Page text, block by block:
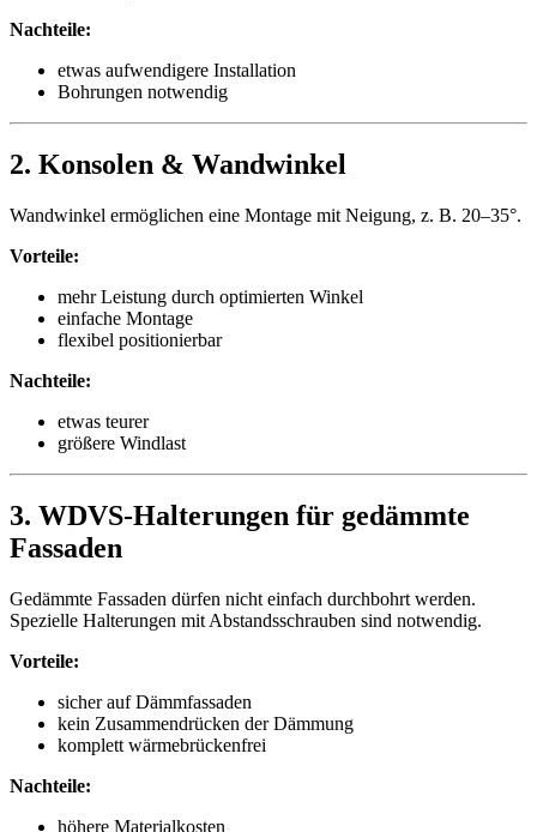
Nachteile:
etwas aufwendigere Installation
Bohrungen notwendig
2. Konsolen & Wandwinkel
Wandwinkel ermöglichen eine Montage mit Neigung, z. B. 20–35°.
Vorteile:
mehr Leistung durch optimierten Winkel
einfache Montage
flexibel positionierbar
Nachteile:
etwas teurer
größere Windlast
3. WDVS-Halterungen für gedämmte
Fassaden
Gedämmte Fassaden dürfen nicht einfach durchbohrt werden.
Spezielle Halterungen mit Abstandsschrauben sind notwendig.
Vorteile:
sicher auf Dämmfassaden
kein Zusammendrücken der Dämmung
komplett wärmebrückenfrei
Nachteile:
höhere Materialkosten